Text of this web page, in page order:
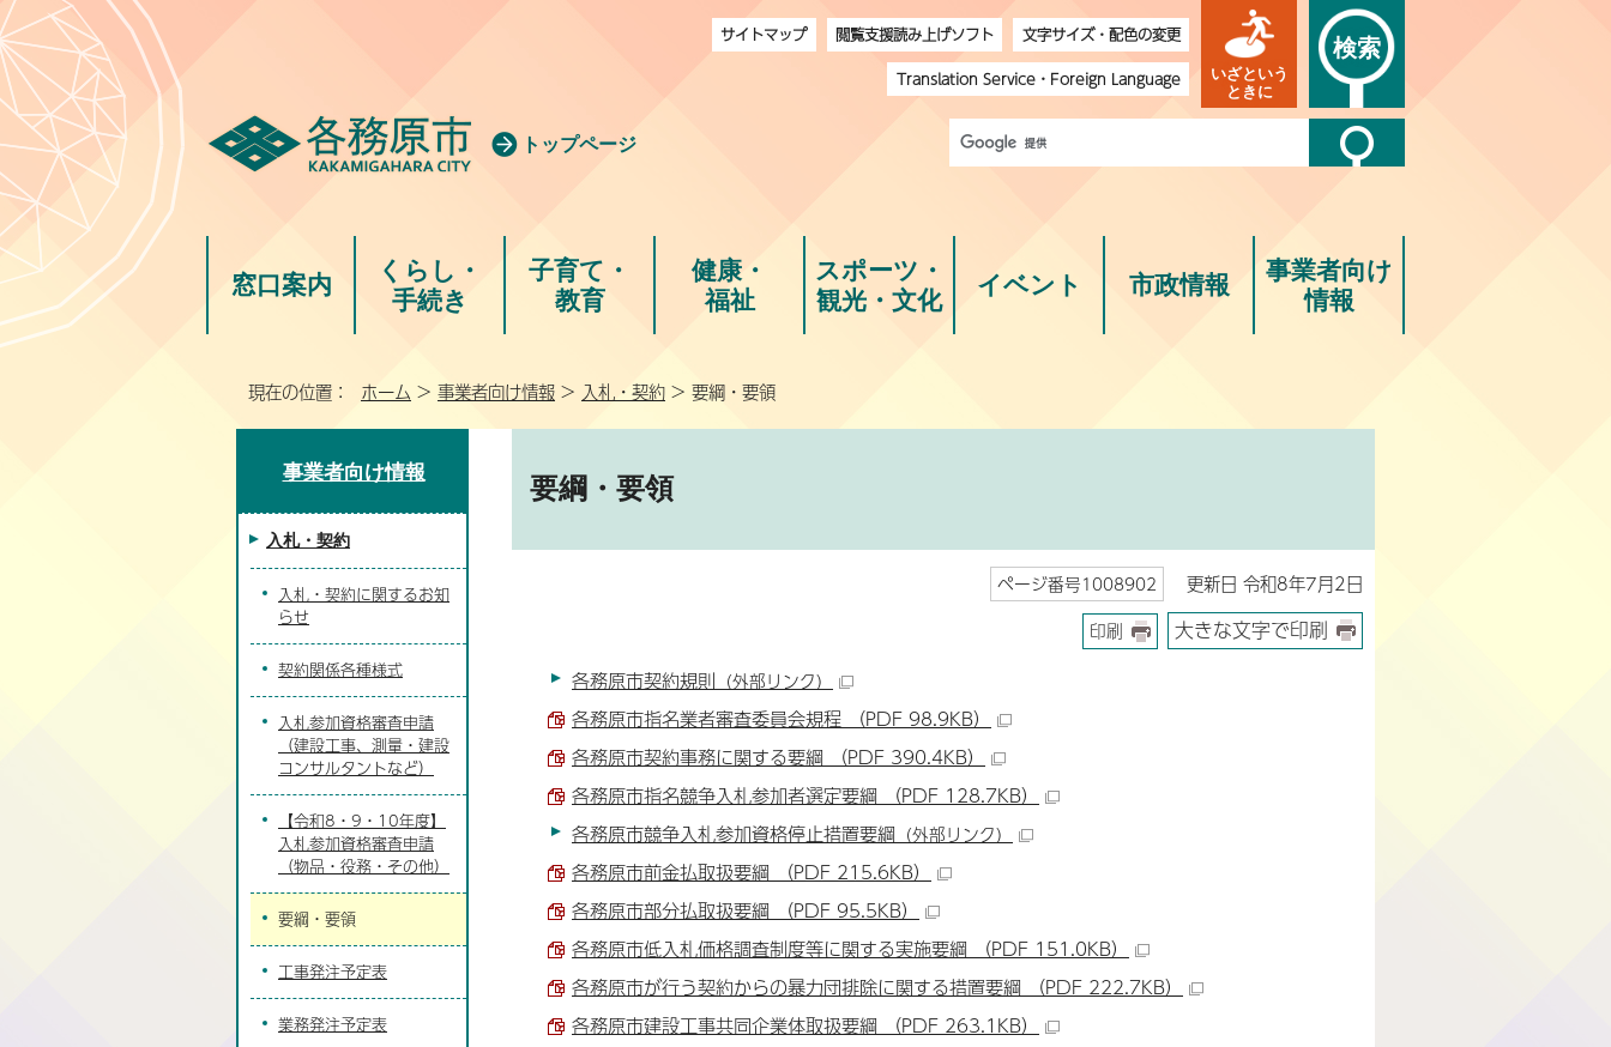
トップページ
サイトマップ 閲覧支援読み上げソフト
文字サイズ・配色の変更
Translation Service・ Foreign Language
いざという
ときに
検索
窓口案内
くらし・
手続き
子育て・
教育
健康・
福祉
スポーツ・
観光・文化
イベント 市政情報
事業者向け
情報
現在の位置： ホーム > 事業者向け情報 > 入札・契約 > 要綱・要領
要綱・要領
ページ番号1008902 更新日 令和8年7月2日
印刷 大きな文字で印刷
各務原市契約規則 （外部リンク）
各務原市指名業者審査委員会規程 （PDF 98.9KB）
各務原市契約事務に関する要綱 （PDF 390.4KB）
各務原市指名競争入札参加者選定要綱 （PDF 128.7KB）
各務原市競争入札参加資格停止措置要綱 （外部リンク）
各務原市前金払取扱要綱 （PDF 215.6KB）
各務原市部分払取扱要綱 （PDF 95.5KB）
各務原市低入札価格調査制度等に関する実施要綱 （PDF 151.0KB）
各務原市が行う契約からの暴力団排除に関する措置要綱 （PDF 222.7KB）
各務原市建設工事共同企業体取扱要綱 （PDF 263.1KB）
事業者向け情報
入札・契約
入札・契約に関するお知
らせ
契約関係各種様式
入札参加資格審査申請
（建設工事、測量・建設
コンサルタントなど）
【令和8・9・10年度】
入札参加資格審査申請
（物品・役務・その他）
要綱・要領
工事発注予定表
業務発注予定表